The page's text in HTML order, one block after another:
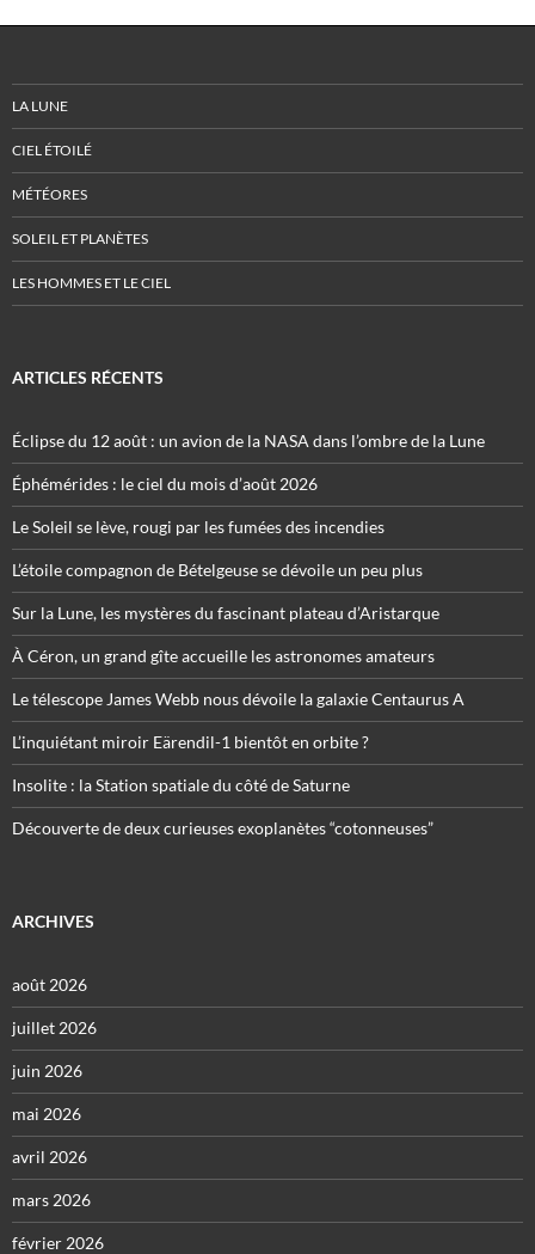
LA LUNE
CIEL ÉTOILÉ
MÉTÉORES
SOLEIL ET PLANÈTES
LES HOMMES ET LE CIEL
ARTICLES RÉCENTS
Éclipse du 12 août : un avion de la NASA dans l’ombre de la Lune
Éphémérides : le ciel du mois d’août 2026
Le Soleil se lève, rougi par les fumées des incendies
L’étoile compagnon de Bételgeuse se dévoile un peu plus
Sur la Lune, les mystères du fascinant plateau d’Aristarque
À Céron, un grand gîte accueille les astronomes amateurs
Le télescope James Webb nous dévoile la galaxie Centaurus A
L’inquiétant miroir Eärendil-1 bientôt en orbite ?
Insolite : la Station spatiale du côté de Saturne
Découverte de deux curieuses exoplanètes “cotonneuses”
ARCHIVES
août 2026
juillet 2026
juin 2026
mai 2026
avril 2026
mars 2026
février 2026